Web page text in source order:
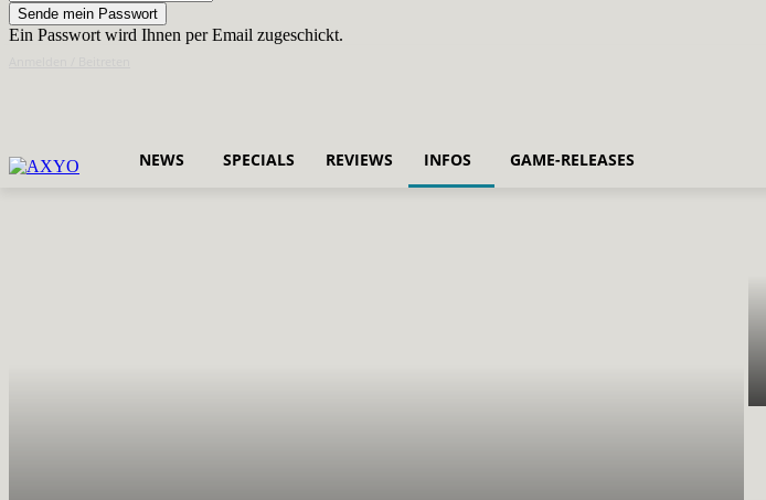
Ein Passwort wird Ihnen per Email zugeschickt.
NEWS SPECIALS REVIEWS INFOS GAME-RELEASES